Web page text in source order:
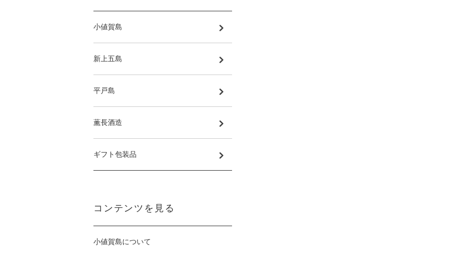
小値賀島
新上五島
平戸島
薫長酒造
ギフト包装品
コンテンツを見る
小値賀島について